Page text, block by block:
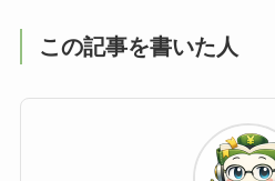
この記事を書いた人